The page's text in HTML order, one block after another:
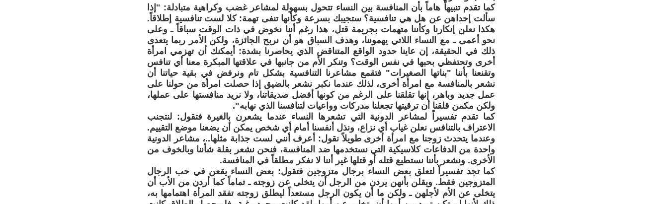
كما تقدم تنبيهاً هاماً بأن المنافسة بين النساء تتحول بسهولة لمشاعر غضب وكراهية متبادلة: "إذا
سألت إحداهن عن هل هي تنافسية؟ ستجيبك بسرعة وكأنها تنفى تهمة: كلا لست تنافسية إطلاقاً.
هكذا نعلن إنكارنا وكأننا متهمات بجريمة قتل، هذا رغم أننا نخوض في ذات الوقت سباقاً ـ وعلى
نحو أعمى ـ مع النساء اللاتي يهموننا، وهدف السباق هو أن نربح الجائزة، ولكن الأمر ربما يتعدى
ذلك في الحقيقة، إن عاينا حدود الواقع المتناقض الذي يحاصرنا بشدة: أيمكنك أن تهزمي امرأة
أخرى وتحتفظي بحبها في نفس الوقت؟ وتنكر الأم من جانبها في علاقتها المبكرة معنا أي تنافس
وتقنعنا بأننا "بناتها الصغيرات" فتقمع مشاعرنا التنافسية بشكل تام ونرفض في بقية حياتنا أن
نشعر بالمنافسة مع امرأة أخرى، لذلك عندما نكبر نشعر بالضيق إذا حصلت امرأة من حولنا على
عمل جديد وباهر، إنها تقلقنا على الرغم من كونها أفضل صديقاتنا، ولا نريد منافستها على عملها،
ولكن مكمن قلقنا أن ترقيتها تجعلنا مدركات وواعيات لتنافسنا الذي نهابه".
كما تقدم تفسيراً لمشاعر الدونية التي تشعرها النساء عندما يشعرن بالغيرة فتقول: لنتجنب
الاعتراف بالتنافس نعلن غياب أي نزاع، ونذل أنفسنا أمام أي شخص يمكن أن يضعنا موضع التقييم.
وعندما يتحدث زوجنا مع امرأة أخرى طويلاً نقول: أعرف أنني لست جذابة مثلها..، مشاعر الدونية
واحدة من الدفاعات كلاسيكية التي نستخدمها ضد المنافسة، فنحن نشعر بقلة شأننا وبالخوف من
الأخرى. ونشعر بأننا نستطيع قتله أو قتلها غير أننا لا نفكر مطلقاً في المنافسة.
كما تجد تفسيراً لتعلق بعض النساء برجال متزوجين فتقول: بعض النساء يقعن في حب الرجال
المتزوجين فقط. ويقلن بأنهن يردن من الرجل أن يتخلى عن زوجته ـ تماماً كما أردن من الأب أن
يتخلى عن الأم لأجلهن ـ ولكن ما أن يكون الرجل مستعداً ليطلق زوجته تفقد المرأة اهتمامها به،